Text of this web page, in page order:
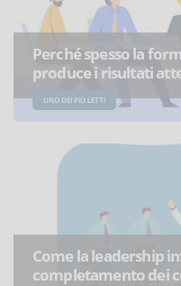
Perché spesso la
produce i risultati
UNO DEI PIÙ LETTI
Come la leadership
completamento dei